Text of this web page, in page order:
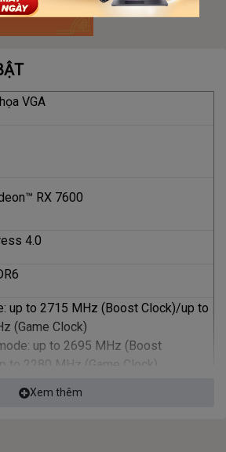
VGA
RX 7600
4.0
up to 2715 MHz (Boost Clock)/up to
(Game Clock)
up to 2695 MHz (Boost
to 2280 MHz (Game Clock)
Xem thêm